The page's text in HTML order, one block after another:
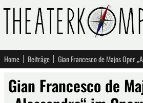
Home Beiträge
Gian Francesco de